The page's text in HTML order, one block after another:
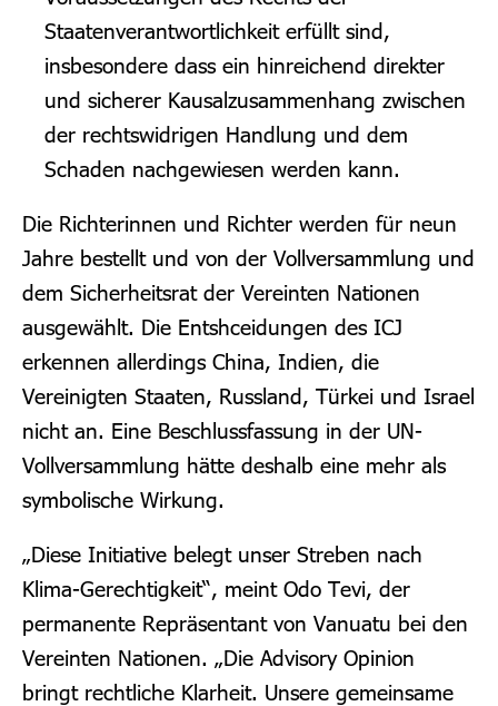
Staatenverantwortlichkeit erfüllt sind,
insbesondere dass ein hinreichend direkter
und sicherer Kausalzusammenhang zwischen
der rechtswidrigen Handlung und dem
Schaden nachgewiesen werden kann.
Die Richterinnen und Richter werden für neun
Jahre bestellt und von der Vollversammlung und
dem Sicherheitsrat der Vereinten Nationen
ausgewählt. Die Entshceidungen des ICJ
erkennen allerdings China, Indien, die
Vereinigten Staaten, Russland, Türkei und Israel
nicht an. Eine Beschlussfassung in der UN-
Vollversammlung hätte deshalb eine mehr als
symbolische Wirkung.
„Diese Initiative belegt unser Streben nach
Klima-Gerechtigkeit“, meint Odo Tevi, der
permanente Repräsentant von Vanuatu bei den
Vereinten Nationen. „Die Advisory Opinion
bringt rechtliche Klarheit. Unsere gemeinsame